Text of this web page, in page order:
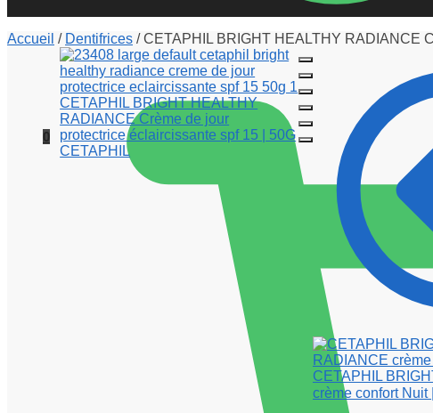
0
Accueil / Dentifrices /CETAPHIL BRIGHT HEALTHY RADIANCE
CETAPHIL
crème confort Nuit